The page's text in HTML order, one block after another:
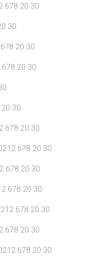
678 20 30
30
20 30
678 20 30
20 30
678 20 30
678 20 30
678 20 30
678 20 30
678 20 30
678 20 30
678 20 30